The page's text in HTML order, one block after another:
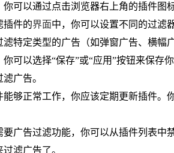
可以通过点击浏览器右上角的插件图
插件的界面中，你可以设置不同的过滤
特定类型的广告（如弹窗广告、横幅
可以选择“保存”或“应用”按钮来保
广告。
能够正常工作，你应该定期更新插件。
要广告过滤功能，你可以从插件列表
滤广告了。